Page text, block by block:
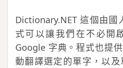
Dictionary.NET 這個由
式可以讓我們在不必開
Google 字典。程式也提
動翻譯選定的單字，以